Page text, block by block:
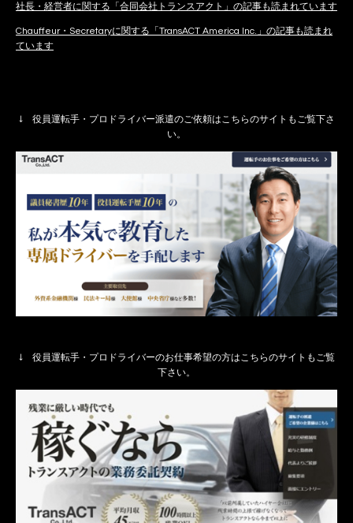
社長・経営者に関する「合同会社トランスアクト」の記事も読まれています
Chauffeur・Secretaryに関する「TransACT America Inc.」の記事も読まれ
ています
↓ 役員運転手・プロドライバー派遣のご依頼はこちらのサイトもご覧下さ
い。
↓ 役員運転手・プロドライバーのお仕事希望の方はこちらのサイトもご覧
下さい。